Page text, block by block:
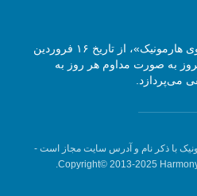
مجله آنلاین موسیقی «گفتگوی هارمونیک»، از تاریخ ۱۶ فروردین
امروز به صورت مداوم هر روز به
می‌پردازد.
با ذکر نام و آدرس سایت مجاز است -
Copyright© 2013-2025